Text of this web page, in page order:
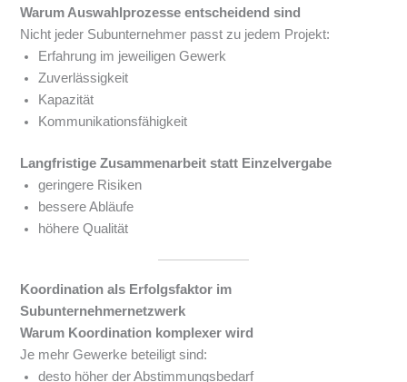
Warum Auswahlprozesse entscheidend sind
Nicht jeder Subunternehmer passt zu jedem Projekt:
Erfahrung im jeweiligen Gewerk
Zuverlässigkeit
Kapazität
Kommunikationsfähigkeit
Langfristige Zusammenarbeit statt Einzelvergabe
geringere Risiken
bessere Abläufe
höhere Qualität
Koordination als Erfolgsfaktor im
Subunternehmernetzwerk
Warum Koordination komplexer wird
Je mehr Gewerke beteiligt sind:
desto höher der Abstimmungsbedarf